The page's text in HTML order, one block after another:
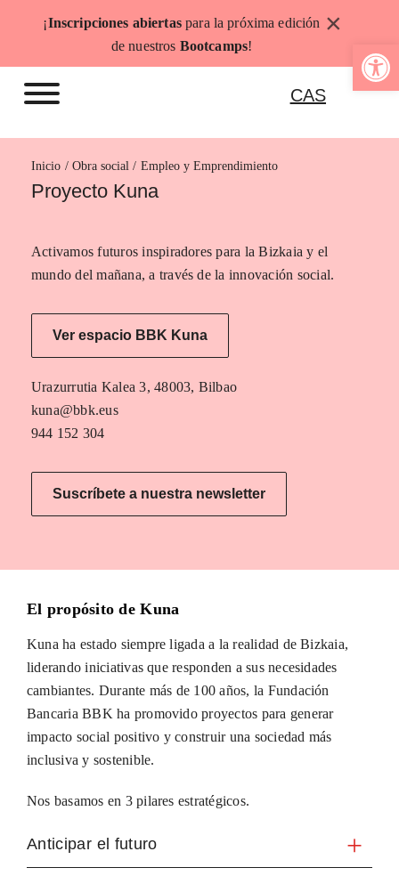
Abrir
¡Inscripciones abiertaspara la próxima edición
de nuestros Bootcamps!
×
CAS
Inicio Empleo y Emprendimiento
Proyecto Kuna
Activamos futuros inspiradores para la Bizkaia y el
mundo del mañana, a través de la innovación social.
Ver espacio BBK Kuna
Urazurrutia Kalea 3, 48003, Bilbao
kuna@bbk.eus
944 152 304
Suscríbete a nuestra newsletter
El propósito de Kuna
Kuna ha estado siempre ligada a la realidad de Bizkaia,
liderando iniciativas que responden a sus necesidades
cambiantes. Durante más de 100 años, la Fundación
Bancaria BBK ha promovido proyectos para generar
impacto social positivo y construir una sociedad más
inclusiva y sostenible.
Nos basamos en 3 pilares estratégicos.
Anticipar el futuro